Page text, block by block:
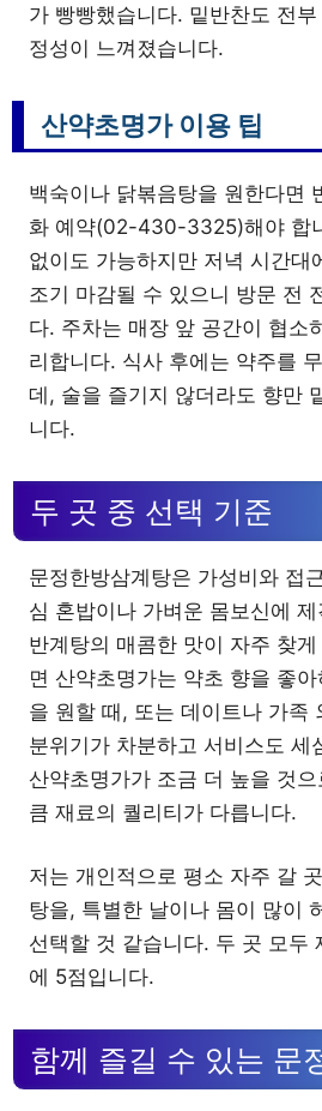
가 빵빵했습니다. 밑반찬도 전
정성이 느껴졌습니다.
산약초명가 이용 팁
백숙이나 닭볶음탕을 원한다면
화 예약(02-430-3325)해야 합
없이도 가능하지만 저녁 시간대
조기 마감될 수 있으니 방문 전
다. 주차는 매장 앞 공간이 협소
리합니다. 식사 후에는 약주를
데, 술을 즐기지 않더라도 향만
니다.
두 곳 중 선택 기준
문정한방삼계탕은 가성비와 접
심 혼밥이나 가벼운 몸보신에
반계탕의 매콤한 맛이 자주 찾
면 산약초명가는 약초 향을 좋
을 원할 때, 또는 데이트나 가족
분위기가 차분하고 서비스도 세
산약초명가가 조금 더 높을 것
큼 재료의 퀄리티가 다릅니다.
저는 개인적으로 평소 자주 갈
탕을, 특별한 날이나 몸이 많이
선택할 것 같습니다. 두 곳 모두
에 5점입니다.
함께 즐길 수 있는 문